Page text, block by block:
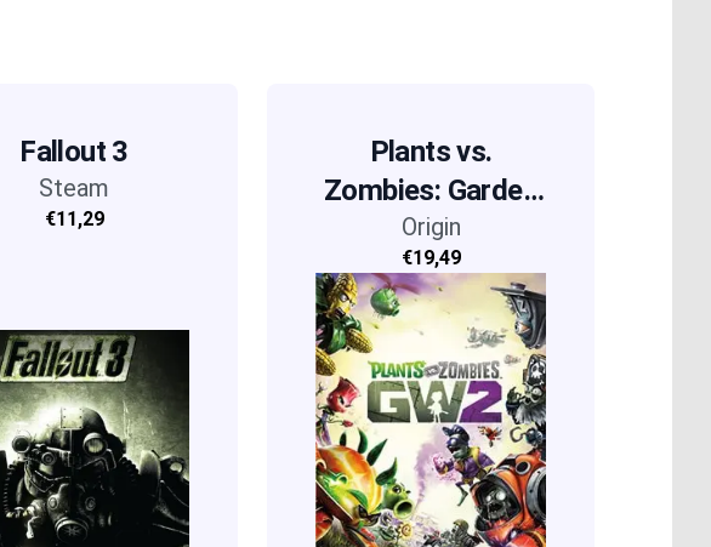
Fallout 3
Steam
€11,29
Plants vs.
Zombies: Garden
Warfare 2
Origin
€19,49